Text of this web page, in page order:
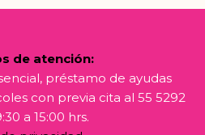
de atención:
préstamo de ayudas
con previa cita al 55 5292
a 15:00 hrs.